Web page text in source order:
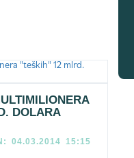
DOLARA
04.03.2014 15:15